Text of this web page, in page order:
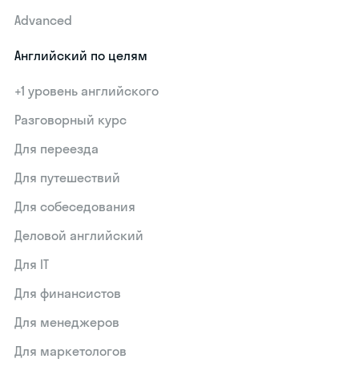
Advanced
Английский по целям
+1 уровень английского
Разговорный курс
Для переезда
Для путешествий
Для собеседования
Деловой английский
Для IT
Для финансистов
Для менеджеров
Для маркетологов